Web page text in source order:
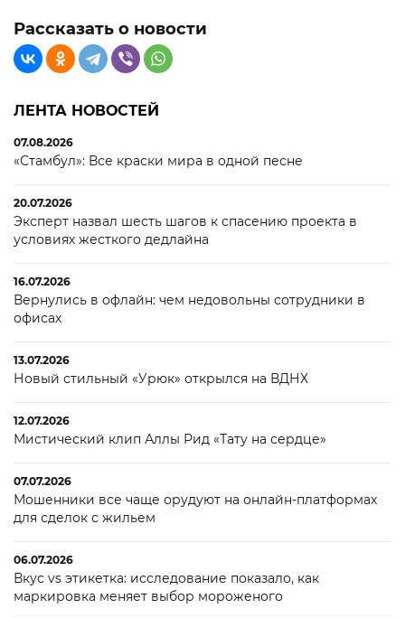
Рассказать о новости
ЛЕНТА НОВОСТЕЙ
07.08.2026
«Стамбул»: Все краски мира в одной песне
20.07.2026
Эксперт назвал шесть шагов к спасению проекта в
условиях жесткого дедлайна
16.07.2026
Вернулись в офлайн: чем недовольны сотрудники в
офисах
13.07.2026
Новый стильный «Урюк» открылся на ВДНХ
12.07.2026
Мистический клип Аллы Рид «Тату на сердце»
07.07.2026
Мошенники все чаще орудуют на онлайн-платформах
для сделок с жильем
06.07.2026
Вкус vs этикетка: исследование показало, как
маркировка меняет выбор мороженого